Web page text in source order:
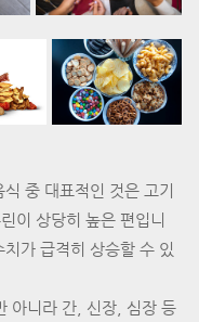
중 대표적인 것은 고기
이 상당히 높은 편입니
가 급격히 상승할 수 있
아니라 간, 신장, 심장 등